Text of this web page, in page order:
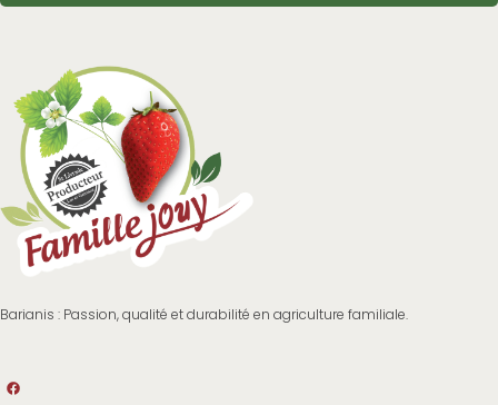
Barianis : Passion, qualité et durabilité en agriculture familiale.